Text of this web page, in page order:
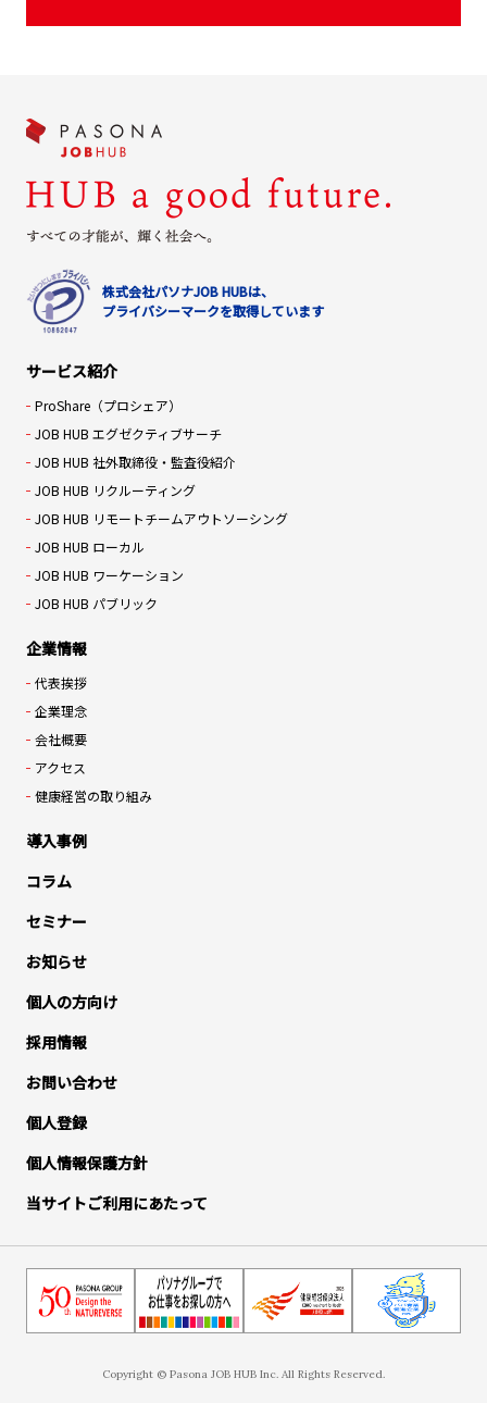
株式会社パソナJOB HUBは、
プライバシーマークを取得しています
サービス紹介
ProShare（プロシェア）
JOB HUB エグゼクティブサーチ
JOB HUB 社外取締役・監査役紹介
JOB HUB リクルーティング
JOB HUB リモートチームアウトソーシング
JOB HUB ローカル
JOB HUB ワーケーション
JOB HUB パブリック
企業情報
代表挨拶
企業理念
会社概要
アクセス
健康経営の取り組み
導入事例
コラム
セミナー
お知らせ
個人の方向け
採用情報
お問い合わせ
個人登録
個人情報保護方針
当サイトご利用にあたって
Copyright © Pasona JOB HUB Inc. All Rights Reserved.